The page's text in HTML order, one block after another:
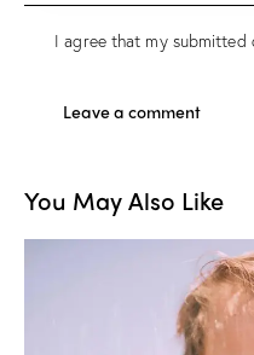
I agree that my submitted
You May Also Like